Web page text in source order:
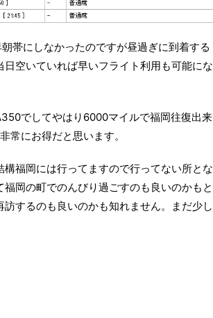
帯にしなかったのですが昼過ぎに到着する
空いていれば早いフライト利用も可能にな
でしてやはり6000マイルで福岡往復出来
常にお得だと思います。
福岡には行ってますので行ってない所とな
岡の町でのんびり過ごすのも良いのかもと
するのも良いのかも知れません。まだ少し